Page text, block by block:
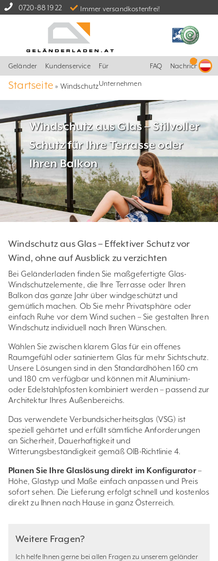
0720-88 19 22 Immer versandkostenfrei!
Geländer Kundenservice Für
Unternehmen
FAQ Nachrichten
Startseite » Windschutz
Windschutz aus Glas – Stilvoller
Schutz für Ihre Terrasse oder
Ihren Balkon
Windschutz aus Glas – Effektiver Schutz vor
Wind, ohne auf Ausblick zu verzichten
Bei Geländerladen finden Sie maßgefertigte Glas-
Windschutzelemente, die Ihre Terrasse oder Ihren
Balkon das ganze Jahr über windgeschützt und
gemütlich machen. Ob Sie mehr Privatsphäre oder
einfach Ruhe vor dem Wind suchen – Sie gestalten Ihren
Windschutz individuell nach Ihren Wünschen.
Wählen Sie zwischen klarem Glas für ein offenes
Raumgefühl oder satiniertem Glas für mehr Sichtschutz.
Unsere Lösungen sind in den Standardhöhen 160 cm
und 180 cm verfügbar und können mit Aluminium-
oder Edelstahlpfosten kombiniert werden – passend zur
Architektur Ihres Außenbereichs.
Das verwendete Verbundsicherheitsglas (VSG) ist
speziell gehärtet und erfüllt sämtliche Anforderungen
an Sicherheit, Dauerhaftigkeit und
Witterungsbeständigkeit gemäß OIB-Richtlinie 4.
Planen Sie Ihre Glaslösung direkt im Konfigurator–
Höhe, Glastyp und Maße einfach anpassen und Preis
sofort sehen. Die Lieferung erfolgt schnell und kostenlos
direkt zu Ihnen nach Hause in ganz Österreich.
Weitere Fragen?
Ich helfe Ihnen gerne bei allen Fragen zu unserem geländer